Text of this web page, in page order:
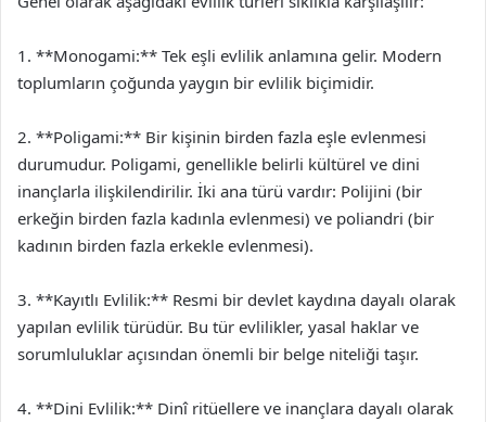
1. **Monogami:** Tek eşli evlilik anlamına gelir. Modern
toplumların çoğunda yaygın bir evlilik biçimidir.
2. **Poligami:** Bir kişinin birden fazla eşle evlenmesi
durumudur. Poligami, genellikle belirli kültürel ve dini
inançlarla ilişkilendirilir. İki ana türü vardır: Polijini (bir
erkeğin birden fazla kadınla evlenmesi) ve poliandri (bir
kadının birden fazla erkekle evlenmesi).
3. **Kayıtlı Evlilik:** Resmi bir devlet kaydına dayalı olarak
yapılan evlilik türüdür. Bu tür evlilikler, yasal haklar ve
sorumluluklar açısından önemli bir belge niteliği taşır.
4. **Dini Evlilik:** Dinî ritüellere ve inançlara dayalı olarak